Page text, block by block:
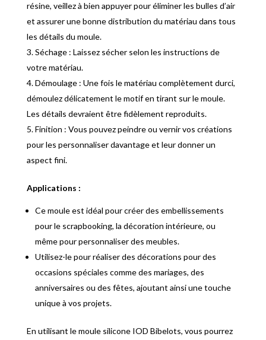
résine, veillez à bien appuyer pour éliminer les bulles d’air
et assurer une bonne distribution du matériau dans tous
les détails du moule.
Séchage : Laissez sécher selon les instructions de
votre matériau.
Démoulage : Une fois le matériau complètement durci,
démoulez délicatement le motif en tirant sur le moule.
Les détails devraient être fidèlement reproduits.
Finition : Vous pouvez peindre ou vernir vos créations
pour les personnaliser davantage et leur donner un
aspect fini.
Applications :
Ce moule est idéal pour créer des embellissements
pour le scrapbooking, la décoration intérieure, ou
même pour personnaliser des meubles.
Utilisez-le pour réaliser des décorations pour des
occasions spéciales comme des mariages, des
anniversaires ou des fêtes, ajoutant ainsi une touche
unique à vos projets.
En utilisant le moule silicone IOD Bibelots, vous pourrez